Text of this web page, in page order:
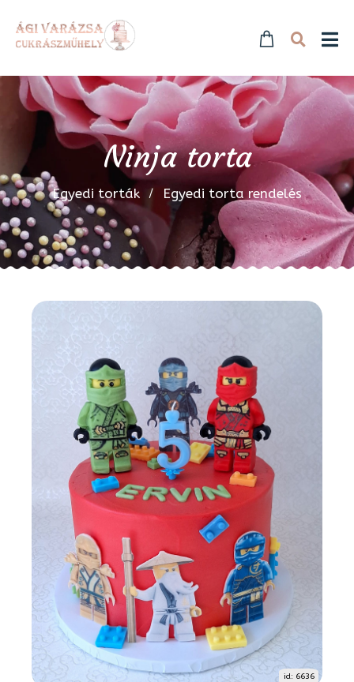
Ninja torta
Egyedi torták Egyedi torta rendelés
id: 6636